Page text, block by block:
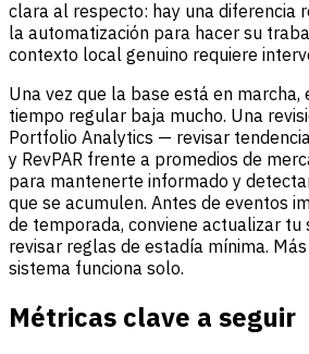
clara al respecto: hay una diferencia
la automatización para hacer su
contexto local genuino requiere
Una vez que la base está en marcha,
tiempo regular baja mucho. Una
Portfolio Analytics — revisar
y RevPAR frente a promedios de
para mantenerte informado y
que se acumulen. Antes de eventos
de temporada, conviene actualizar
revisar reglas de estadía mínima.
sistema funciona solo.
Métricas clave a seguir